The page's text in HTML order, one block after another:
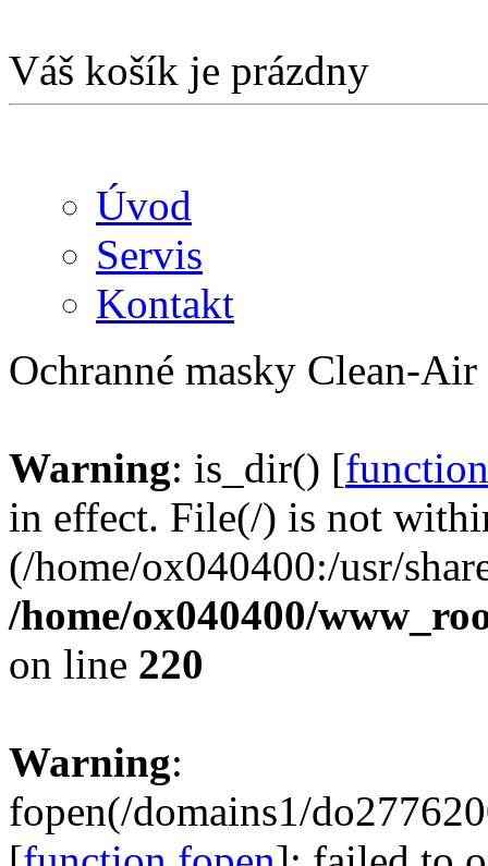
Váš košík je prázdny
Úvod
Servis
Kontakt
Ochranné masky Clean-Air
Warning: is_dir() [
in effect. File(/) is not
(/home/ox040400:/usr/
/home/ox040400/
on line 220
Warning:
fopen(/domains1/